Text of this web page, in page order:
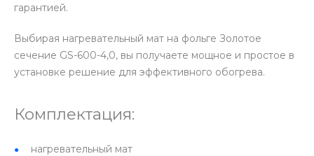
гарантией.
Выбирая нагревательный мат на фольге Золотое
сечение GS-600-4,0, вы получаете мощное и простое в
установке решение для эффективного обогрева.
Комплектация:
нагревательный мат